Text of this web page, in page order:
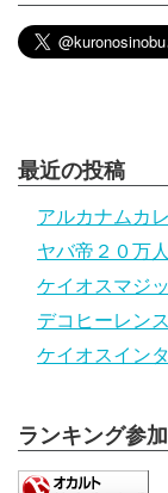
最近の投稿
アルカナムカ
ヤバ帝２０万
ケイオスマジ
デコヒーレンス
ケイオスイン
ランキング参